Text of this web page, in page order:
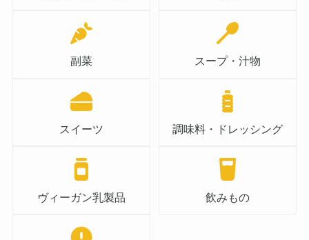
副菜 スープ・汁物
スイーツ 調味料・ドレッシング
ヴィーガン乳製品 飲みもの